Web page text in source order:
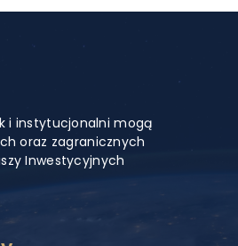
i instytucjonalni mogą
oraz zagranicznych
Inwestycyjnych